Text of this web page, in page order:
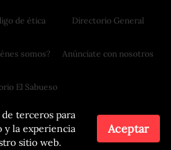
terceros para
y la experiencia
sitio web.
Aceptar
de ética
somos?
El Sabueso
Directorio General
Anúnciate con nosotros